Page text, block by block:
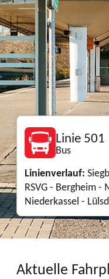
Linie 501
Bus
Linienverlauf:
RSVG - Bergheim
Niederkassel -
Aktuelle